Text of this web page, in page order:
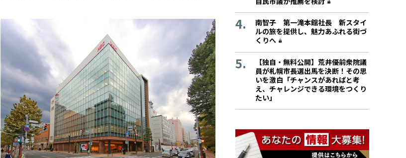
南智子 第一滝本館社長 新スタイ
ルの旅を提供し、魅力あふれる街づ
くりへ
【独自・無料公開】荒井優前衆院議
員が札幌市長選出馬を決断！その思
いを激白「チャンスがあればと考
え、チャレンジできる環境をつくり
たい」